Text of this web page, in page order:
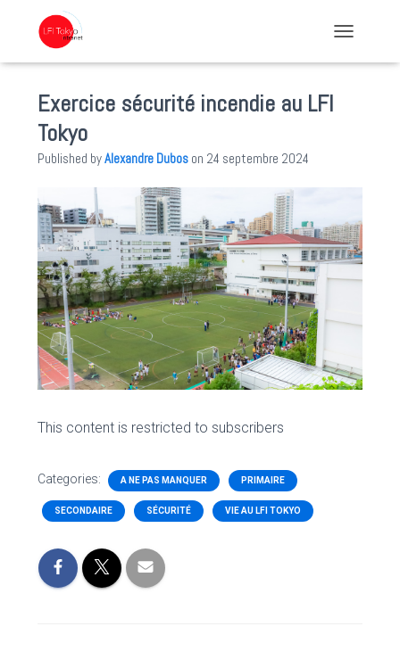
Exercice sécurité incendie au LFI
Tokyo
Published byAlexandre Dubos on 24 septembre 2024
This content is restricted to subscribers
Categories: A NE PAS MANQUER PRIMAIRE
SECONDAIRE SÉCURITÉ VIE AU LFI TOKYO